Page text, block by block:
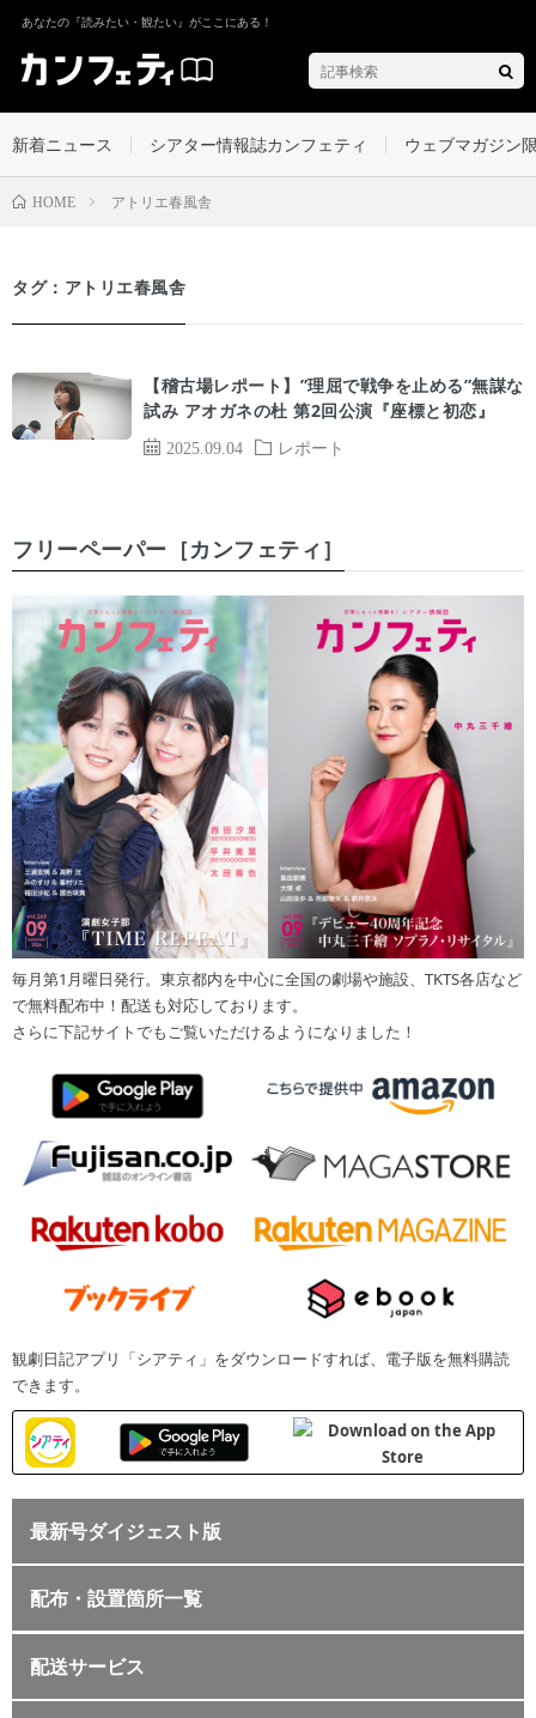
あなたの『読みたい・観たい』がここにある！
新着ニュース シアター情報誌カンフェティ ウェブマガジン
HOME アトリエ春風舎
タグ：アトリエ春風舎
2025.09.04 レポート
【稽古場レポート】”理屈で戦争を止める”無謀な
試み アオガネの杜 第2回公演『座標と初恋』
フリーペーパー［カンフェティ］
毎月第1月曜日発行。東京都内を中心に全国の劇場や施設、TKTS各店など
で無料配布中！配送も対応しております。
さらに下記サイトでもご覧いただけるようになりました！
観劇日記アプリ「シアティ」をダウンロードすれば、電子版を無料購読
できます。
最新号ダイジェスト版
配布・設置箇所一覧
配送サービス